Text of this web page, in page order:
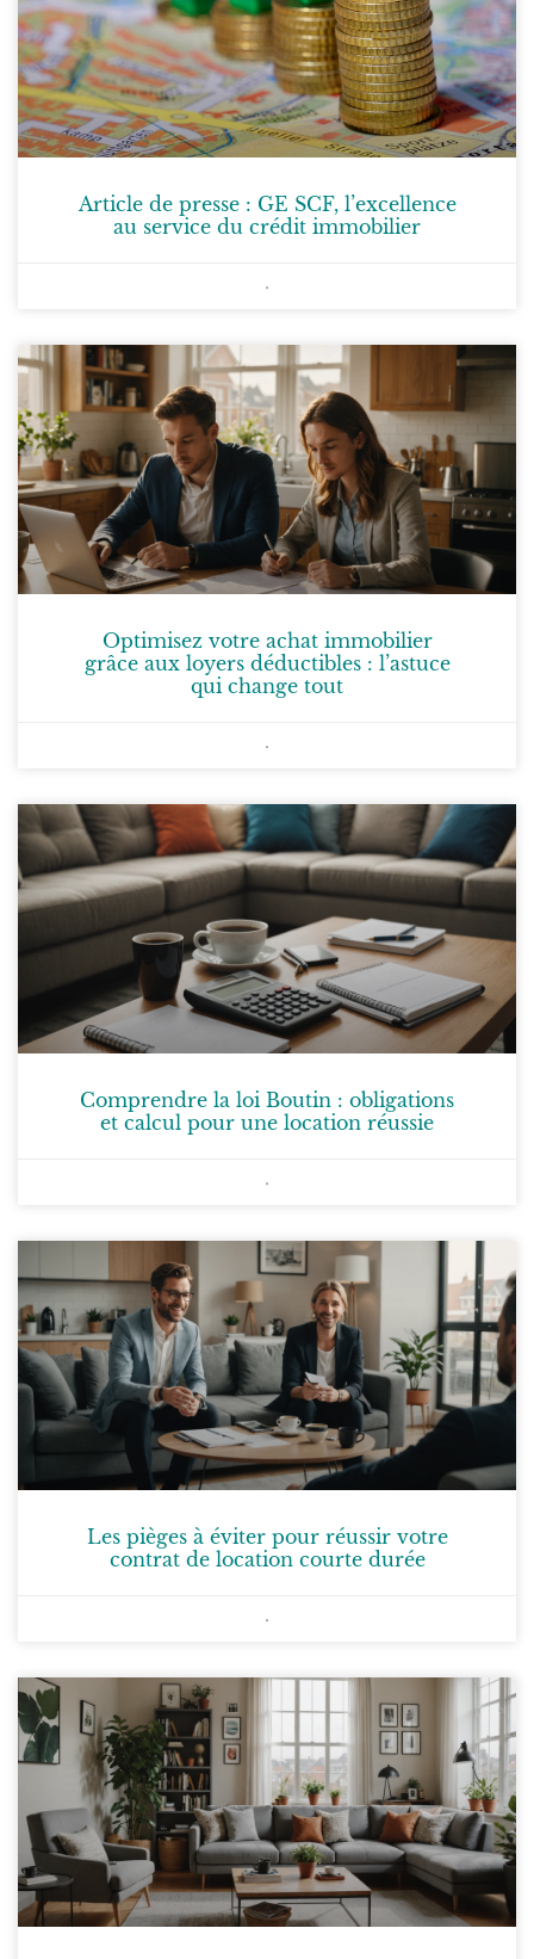
Article de presse : GE SCF, l’excellence
au service du crédit immobilier
Optimisez votre achat immobilier
grâce aux loyers déductibles : l’astuce
qui change tout
Comprendre la loi Boutin : obligations
et calcul pour une location réussie
Les pièges à éviter pour réussir votre
contrat de location courte durée